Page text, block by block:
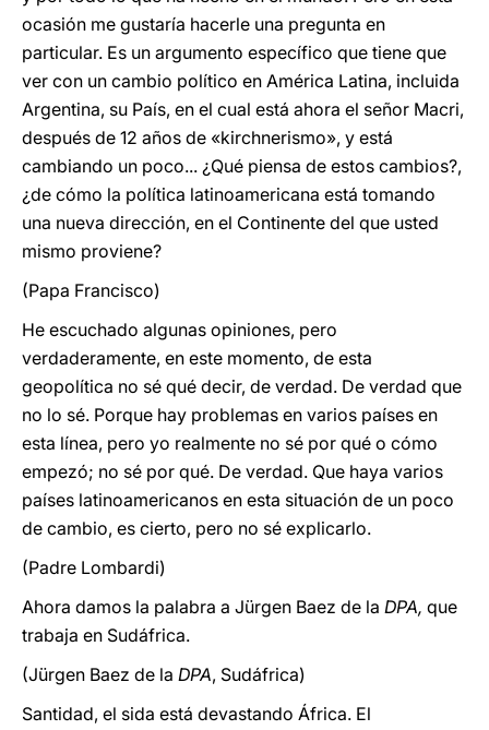
ocasión me gustaría hacerle una pregunta en
particular. Es un argumento específico que tiene que
ver con un cambio político en América Latina, incluida
Argentina, su País, en el cual está ahora el señor Macri,
después de 12 años de «kirchnerismo», y está
cambiando un poco... ¿Qué piensa de estos cambios?,
¿de cómo la política latinoamericana está tomando
una nueva dirección, en el Continente del que usted
mismo proviene?
(Papa Francisco)
He escuchado algunas opiniones, pero
verdaderamente, en este momento, de esta
geopolítica no sé qué decir, de verdad. De verdad que
no lo sé. Porque hay problemas en varios países en
esta línea, pero yo realmente no sé por qué o cómo
empezó; no sé por qué. De verdad. Que haya varios
países latinoamericanos en esta situación de un poco
de cambio, es cierto, pero no sé explicarlo.
(Padre Lombardi)
Ahora damos la palabra a Jürgen Baez de la DPA, que
trabaja en Sudáfrica.
(Jürgen Baez de la DPA, Sudáfrica)
Santidad, el sida está devastando África. El